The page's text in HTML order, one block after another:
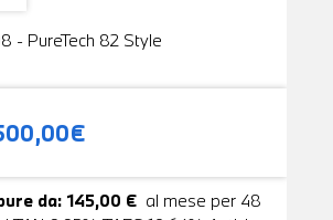
- PureTech 82 Style
da: 145,00 € al mese per 48